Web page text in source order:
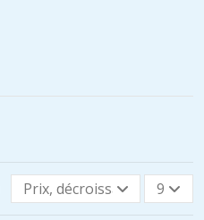
Prix, décroissant 9